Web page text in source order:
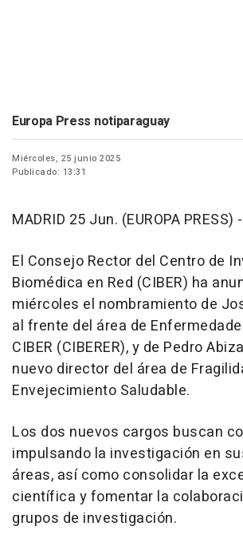
Europa Press notiparaguay
Miércoles, 25 junio 2025
Publicado: 13:31
MADRID 25 Jun. (EUROPA PRESS) -
El Consejo Rector del Centro de
Biomédica en Red (CIBER) ha
miércoles el nombramiento de
al frente del área de
CIBER (CIBERER), y de Pedro
nuevo director del área de
Envejecimiento Saludable.
Los dos nuevos cargos buscan
impulsando la investigación en
áreas, así como consolidar la
científica y fomentar la
grupos de investigación.